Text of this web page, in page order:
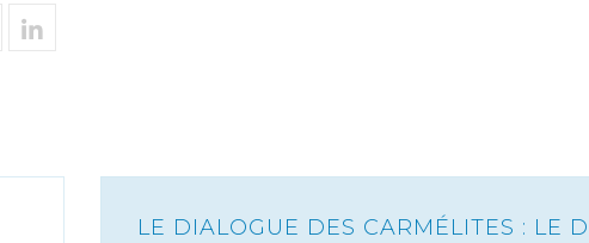
LE DIALOGUE DES CARMÉLITES : LE